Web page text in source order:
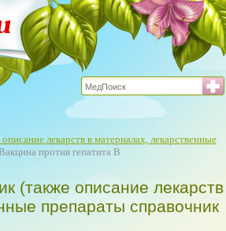
лекарств в материалах, лекарственные
против гепатита В
(также описание лекарств
препараты справочник